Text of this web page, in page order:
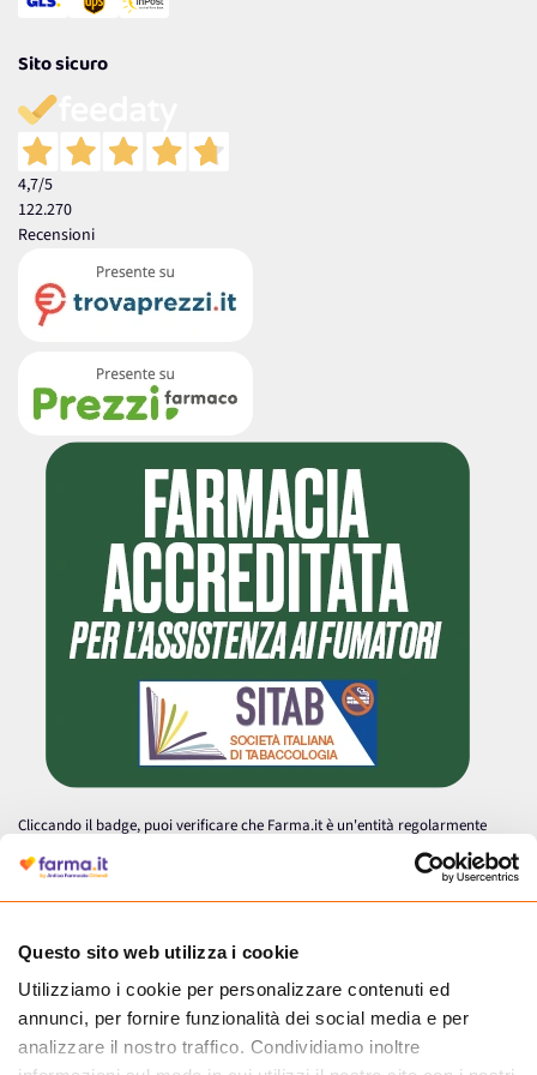
Questo sito web utilizza i cookie
Utilizziamo i cookie per personalizzare contenuti ed
annunci, per fornire funzionalità dei social media e per
analizzare il nostro traffico. Condividiamo inoltre
Sito sicuro
4,7/5
122.270
Recensioni
Cliccando il badge, puoi verificare che Farma.it è un'entità regolarmente
autorizzata dal Ministero della Salute a effettuare la vendita online di
medicinali.